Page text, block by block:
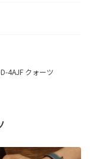
4AJF クォーツ